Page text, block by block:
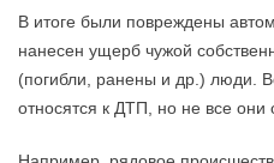
В итоге были повреждены
нанесен ущерб чужой
(погибли, ранены и др.) люди.
относятся к ДТП, но не все они